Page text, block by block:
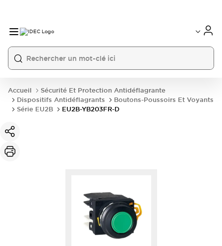
Accueil
Sécurité Et Protection Antidéflagrante
Dispositifs Antidéflagrants
Boutons-Poussoirs Et Voyants
Série EU2B
EU2B-YB203FR-D